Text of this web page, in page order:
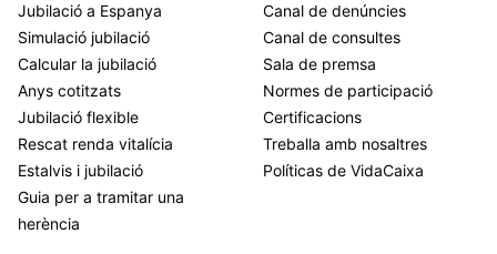
Jubilació a Espanya
Simulació jubilació
Calcular la jubilació
Anys cotitzats
Jubilació flexible
Rescat renda vitalícia
Estalvis i jubilació
Guia per a tramitar una
herència
Canal de denúncies
Canal de consultes
Sala de premsa
Normes de participació
Certificacions
Treballa amb nosaltres
Políticas de VidaCaixa